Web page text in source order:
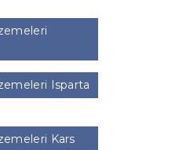
Isparta
Kars